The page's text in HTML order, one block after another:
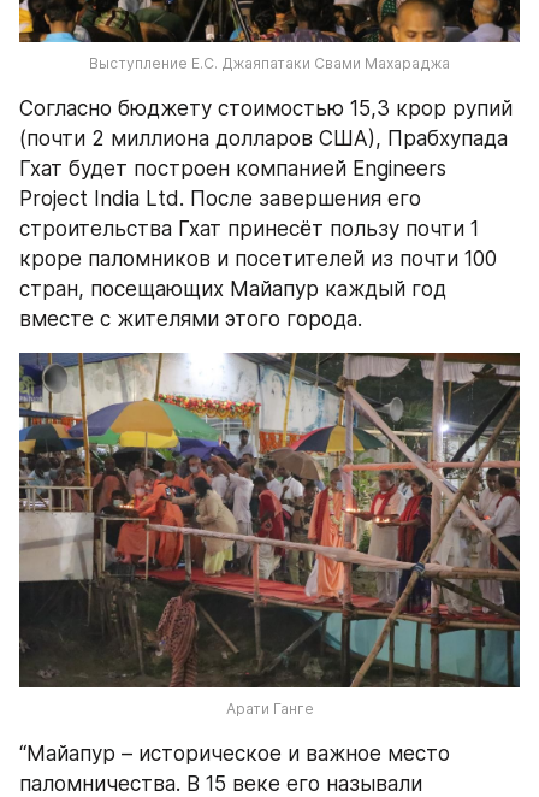
Выступление Е.С. Джаяпатаки Свами Махараджа
Согласно бюджету стоимостью 15,3 крор рупий
(почти 2 миллиона долларов США), Прабхупада
Гхат будет построен компанией Engineers
Project India Ltd. После завершения его
строительства Гхат принесёт пользу почти 1
кроре паломников и посетителей из почти 100
стран, посещающих Майапур каждый год
вместе с жителями этого города.
Арати Ганге
“Майапур – историческое и важное место
паломничества. В 15 веке его называли